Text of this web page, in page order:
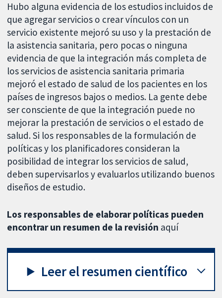
Hubo alguna evidencia de los estudios incluidos de
que agregar servicios o crear vínculos con un
servicio existente mejoró su uso y la prestación de
la asistencia sanitaria, pero pocas o ninguna
evidencia de que la integración más completa de
los servicios de asistencia sanitaria primaria
mejoró el estado de salud de los pacientes en los
países de ingresos bajos o medios. La gente debe
ser consciente de que la integración puede no
mejorar la prestación de servicios o el estado de
salud. Si los responsables de la formulación de
políticas y los planificadores consideran la
posibilidad de integrar los servicios de salud,
deben supervisarlos y evaluarlos utilizando buenos
diseños de estudio.
Los responsables de elaborar políticas pueden
encontrar un resumen de la revisión aquí
Leer el resumen científico